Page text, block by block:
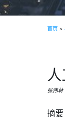
首页 >
张伟
摘要